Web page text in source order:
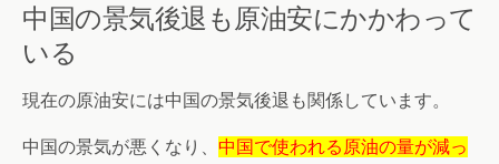
中国の景気後退も原油安にかかわって
いる
現在の原油安には中国の景気後退も関係しています。
中国の景気が悪くなり、 中国で使われる原油の量が減っ